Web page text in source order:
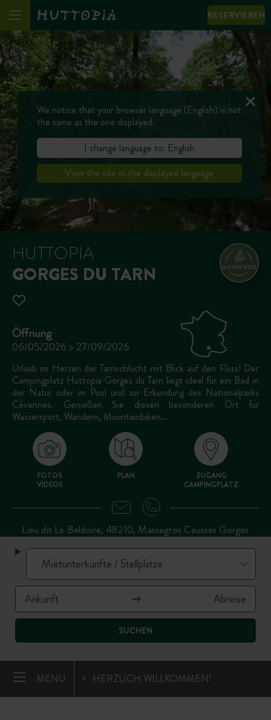
RESERVIEREN
SUCHEN
HUTTOPIA
GORGES DU TARN
Öffnung
06/05/2026 > 27/09/2026
Urlaub im Herzen der Tarnschlucht mit Blick auf den Fluss! Der
Campingplatz Huttopia Gorges du Tarn liegt ideal für ein Bad in
der Natur oder im Pool und zur Erkundung des Nationalparks
Cévennes. Genießen Sie diesen besonderen Ort für
Wassersport, Wandern, Mountainbiken…
FOTOS
VIDEOS
PLAN
ZUGANG
CAMPINGPLATZ
Lieu dit Le Beldoire, 48210, Massegros Causses Gorges
MENU HERZLICH WILLKOMMEN!
We notice that your browser language (English) is not
the same as the one displayed.
I change language to: English
View the site in the displayed language